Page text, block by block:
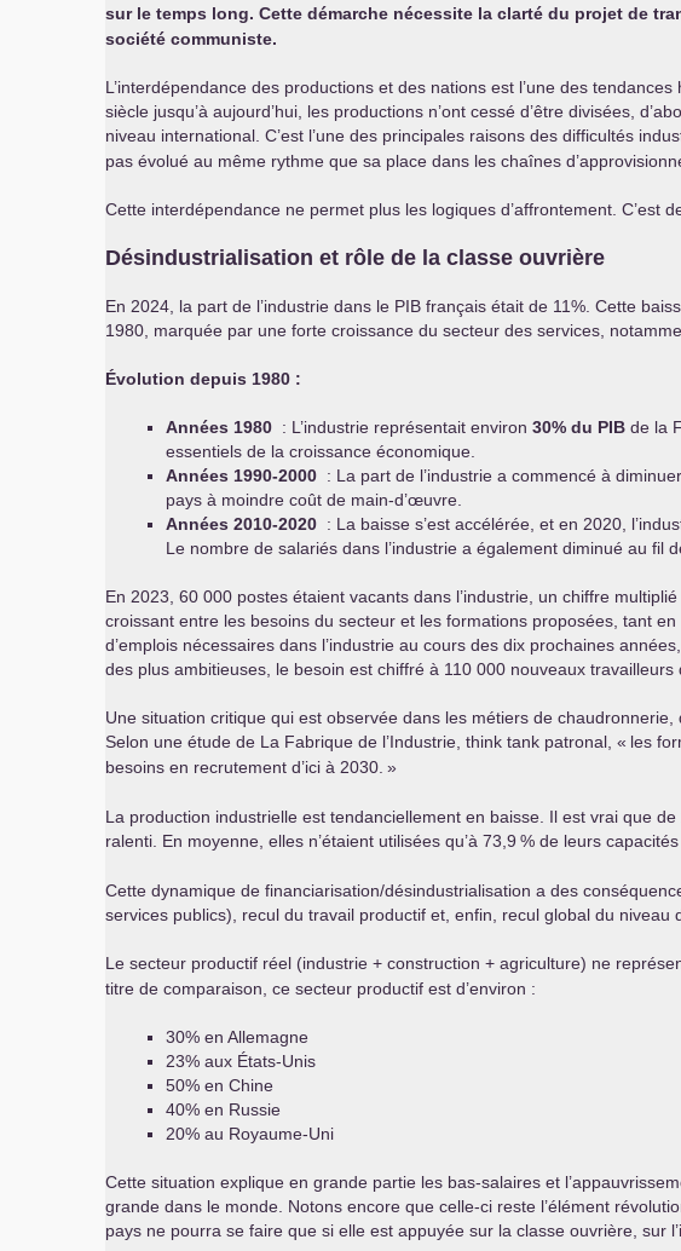
sur le temps long. Cette démarche nécessite la clarté du projet de
société communiste.
L’interdépendance des productions et des nations est l’une des
siècle jusqu’à aujourd’hui, les productions n’ont cessé d’être divisées,
niveau international. C’est l’une des principales raisons des difficultés
pas évolué au même rythme que sa place dans les chaînes
Cette interdépendance ne permet plus les logiques d’affrontement.
Désindustrialisation et rôle de la classe ouvrière
En 2024, la part de l’industrie dans le PIB français était de 11%. Cette
1980, marquée par une forte croissance du secteur des services,
Évolution depuis 1980 :
Années 1980 : L’industrie représentait environ 30% du PIB de la
essentiels de la croissance économique.
Années 1990-2000 : La part de l’industrie a commencé à
pays à moindre coût de main-d’œuvre.
Années 2010-2020 : La baisse s’est accélérée, et en 2020,
Le nombre de salariés dans l’industrie a également diminué au fil
En 2023, 60 000 postes étaient vacants dans l’industrie, un chiffre
croissant entre les besoins du secteur et les formations proposées, tant
d’emplois nécessaires dans l’industrie au cours des dix prochaines
des plus ambitieuses, le besoin est chiffré à 110 000 nouveaux travailleurs
Une situation critique qui est observée dans les métiers de
Selon une étude de La Fabrique de l’Industrie, think tank patronal, « les
besoins en recrutement d’ici à 2030. »
La production industrielle est tendanciellement en baisse. Il est vrai que
ralenti. En moyenne, elles n’étaient utilisées qu’à 73,9 % de leurs
Cette dynamique de financiarisation/désindustrialisation a des
services publics), recul du travail productif et, enfin, recul global du niveau
Le secteur productif réel (industrie + construction + agriculture) ne
titre de comparaison, ce secteur productif est d’environ :
30% en Allemagne
23% aux États-Unis
50% en Chine
40% en Russie
20% au Royaume-Uni
Cette situation explique en grande partie les bas-salaires et
grande dans le monde. Notons encore que celle-ci reste l’élément
pays ne pourra se faire que si elle est appuyée sur la classe ouvrière, sur